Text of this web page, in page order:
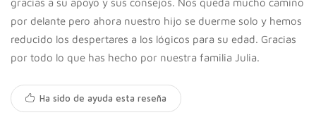
gracias a su apoyo y sus consejos. Nos queda mucho camino
por delante pero ahora nuestro hijo se duerme solo y hemos
reducido los despertares a los lógicos para su edad. Gracias
por todo lo que has hecho por nuestra familia Julia.
Ha sido de ayuda esta reseña